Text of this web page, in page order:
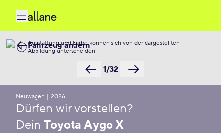
Ausstattung und Farbe können sich von der dargestellten
Abbildung unterscheiden
1/32
Fahrzeug ändern
Neuwagen | 2026
Dürfen wir vorstellen?
Dein Toyota Aygo X